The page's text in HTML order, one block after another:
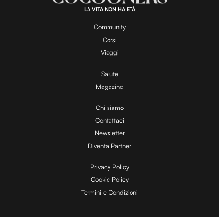
y
V
i
d
e
o
0
.
0
LA VITA NON HA ETÀ
Community
Corsi
Viaggi
Salute
Magazine
Chi siamo
Contattaci
Newsletter
Diventa Partner
Privacy Policy
Cookie Policy
Termini e Condizioni